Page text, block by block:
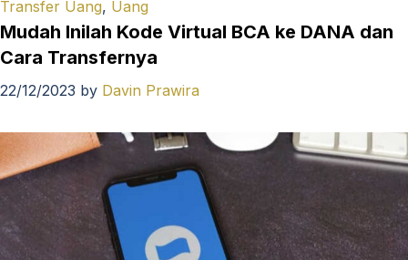
Transfer Uang, Uang
Mudah Inilah Kode Virtual BCA ke DANA dan
Cara Transfernya
22/12/2023 by Davin Prawira